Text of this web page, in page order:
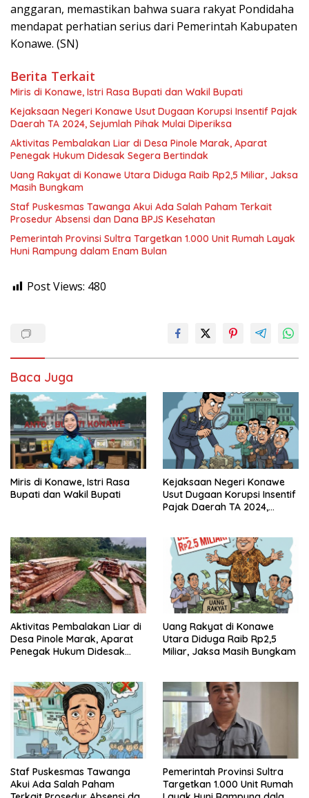
anggaran, memastikan bahwa suara rakyat Pondidaha
mendapat perhatian serius dari Pemerintah Kabupaten
Konawe. (SN)
Berita Terkait
Miris di Konawe, Istri Rasa Bupati dan Wakil Bupati
Kejaksaan Negeri Konawe Usut Dugaan Korupsi Insentif Pajak
Daerah TA 2024, Sejumlah Pihak Mulai Diperiksa
Aktivitas Pembalakan Liar di Desa Pinole Marak, Aparat
Penegak Hukum Didesak Segera Bertindak
Uang Rakyat di Konawe Utara Diduga Raib Rp2,5 Miliar, Jaksa
Masih Bungkam
Staf Puskesmas Tawanga Akui Ada Salah Paham Terkait
Prosedur Absensi dan Dana BPJS Kesehatan
Pemerintah Provinsi Sultra Targetkan 1.000 Unit Rumah Layak
Huni Rampung dalam Enam Bulan
Post Views: 480
Baca Juga
Miris di Konawe, Istri Rasa
Bupati dan Wakil Bupati
Kejaksaan Negeri Konawe
Usut Dugaan Korupsi Insentif
Pajak Daerah TA 2024,
Aktivitas Pembalakan Liar di
Desa Pinole Marak, Aparat
Penegak Hukum Didesak
Uang Rakyat di Konawe
Utara Diduga Raib Rp2,5
Miliar, Jaksa Masih Bungkam
Staf Puskesmas Tawanga
Akui Ada Salah Paham
Pemerintah Provinsi Sultra
Targetkan 1.000 Unit Rumah